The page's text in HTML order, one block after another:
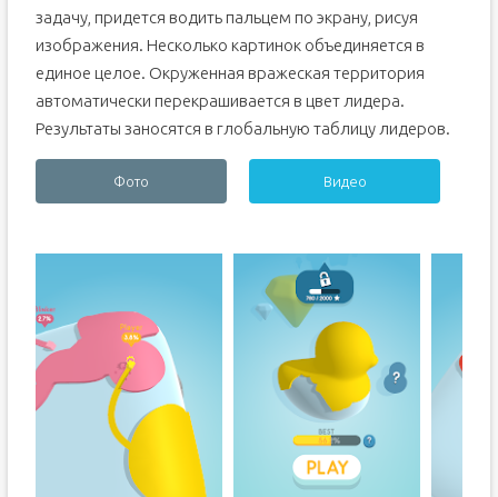
задачу, придется водить пальцем по экрану, рисуя
изображения. Несколько картинок объединяется в
единое целое. Окруженная вражеская территория
автоматически перекрашивается в цвет лидера.
Результаты заносятся в глобальную таблицу лидеров.
Фото Видео